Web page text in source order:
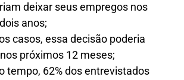
deixar seus empregos nos
anos;
casos, essa decisão poderia
próximos 12 meses;
tempo, 62% dos entrevistados